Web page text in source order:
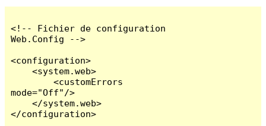
<!-- Fichier de configuration
Web.Config -->
<configuration>
    <system.web>
        <customErrors
mode="Off"/>
    </system.web>
</configuration>